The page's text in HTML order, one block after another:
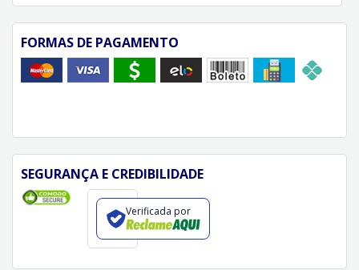
FORMAS DE PAGAMENTO
SEGURANÇA E CREDIBILIDADE
Verificada por